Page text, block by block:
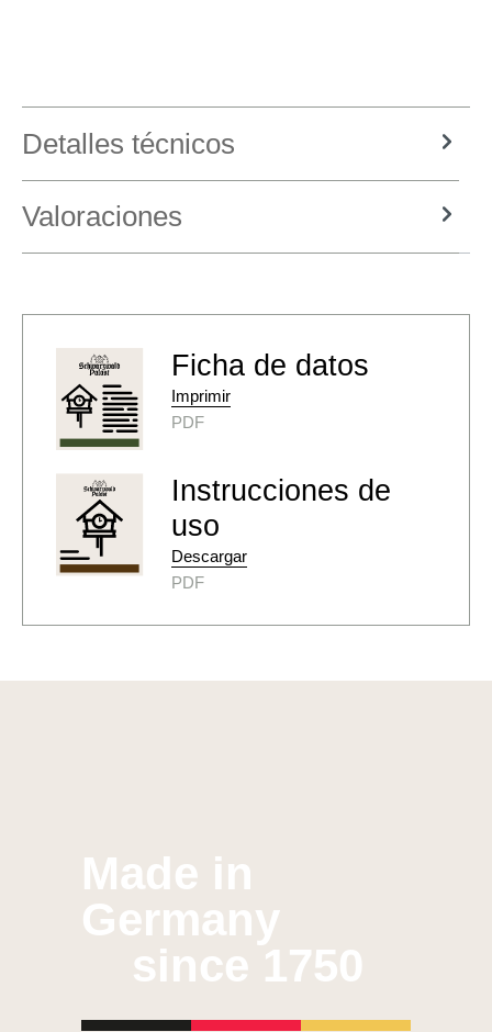
Detalles técnicos
Valoraciones
Ficha de datos
Imprimir
PDF
Instrucciones de
uso
Descargar
PDF
Made in
Germany
since 1750